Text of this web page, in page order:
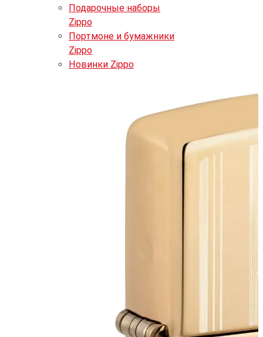
Подарочные наборы
Zippo
Портмоне и бумажники
Zippo
Новинки Zippo